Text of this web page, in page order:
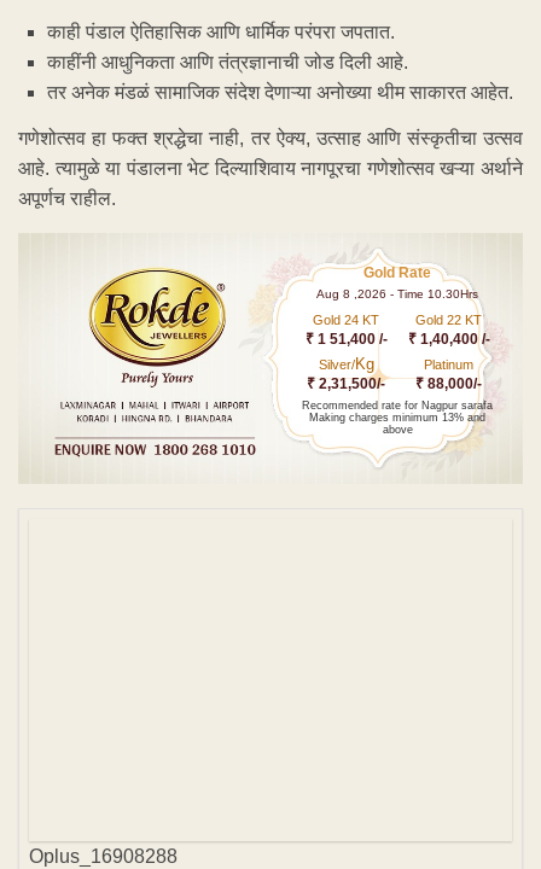
काही पंडाल ऐतिहासिक आणि धार्मिक परंपरा जपतात.
काहींनी आधुनिकता आणि तंत्रज्ञानाची जोड दिली आहे.
तर अनेक मंडळं सामाजिक संदेश देणाऱ्या अनोख्या थीम साकारत आहेत.
गणेशोत्सव हा फक्त श्रद्धेचा नाही, तर ऐक्य, उत्साह आणि संस्कृतीचा उत्सव
आहे. त्यामुळे या पंडालना भेट दिल्याशिवाय नागपूरचा गणेशोत्सव खऱ्या अर्थाने
अपूर्णच राहील.
Gold Rate
Aug 8 ,2026 - Time 10.30Hrs
Gold 24 KT
₹ 1 51,400 /-
Gold 22 KT
₹ 1,40,400 /-
Silver/Kg
₹ 2,31,500/-
Platinum
₹ 88,000/-
Recommended rate for Nagpur sarafa
Making charges minimum 13% and
above
Oplus_16908288